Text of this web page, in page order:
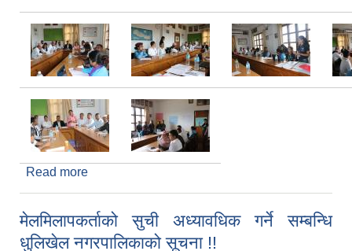
Read more
व्यवस्थापन सम्बन्धी सरोकारवाला सहितको छलफल
कार्यक्रम ।
मेलमिलापकर्ताको सुची अध्यावधिक गर्ने सम्बन्धि
धुलिखेल नगरपालिकाको सूचना !!